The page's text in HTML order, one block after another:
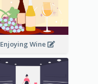
Enjoying Wine